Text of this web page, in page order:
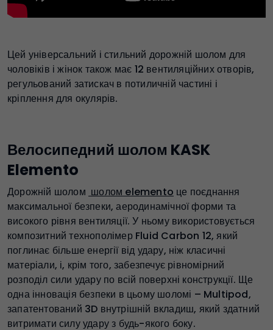
Цей універсальний і стильний дорожній шолом для
чоловіків і жінок також має 12 вентиляційних отворів,
регульований затискач в потиличній частині і
кріплення для окулярів.
Велосипедний шолом KASK
Elemento
Дорожній шолом шолом elemento це поєднання
максимальної безпеки, аеродинамічної форми та
високого рівня вентиляції. У ньому використовується
композитний технополімер Fluid Carbon 12, який
поглинає більше енергії від удару, ніж класичні
матеріали, і, крім того, забезпечує рівномірний
розподіл сили удару по всій поверхні конструкції. Ще
одна інновація безпеки в цьому шоломі – Multipod,
запатентований 3D внутрішній вкладиш, який здатний
витримати силу удару з будь-якого боку.